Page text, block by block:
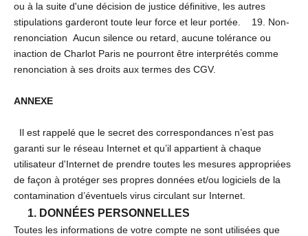
ou à la suite d'une décision de justice définitive, les autres
stipulations garderont toute leur force et leur portée. 19. Non-
renonciation Aucun silence ou retard, aucune tolérance ou
inaction de Charlot Paris ne pourront être interprétés comme
renonciation à ses droits aux termes des CGV.
ANNEXE
Il est rappelé que le secret des correspondances n’est pas
garanti sur le réseau Internet et qu’il appartient à chaque
utilisateur d'Internet de prendre toutes les mesures appropriées
de façon à protéger ses propres données et/ou logiciels de la
contamination d’éventuels virus circulant sur Internet.
1. DONNÉES PERSONNELLES
Toutes les informations de votre compte ne sont utilisées que